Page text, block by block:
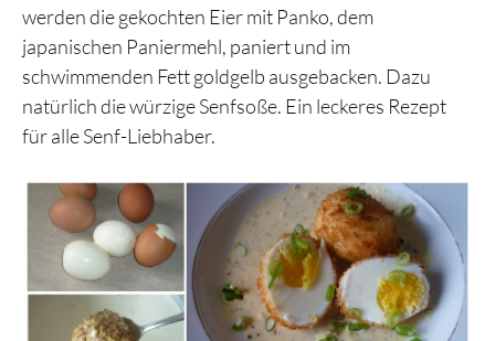
werden die gekochten Eier mit Panko, dem
japanischen Paniermehl, paniert und im
schwimmenden Fett goldgelb ausgebacken. Dazu
natürlich die würzige Senfsoße. Ein leckeres Rezept
für alle Senf-Liebhaber.